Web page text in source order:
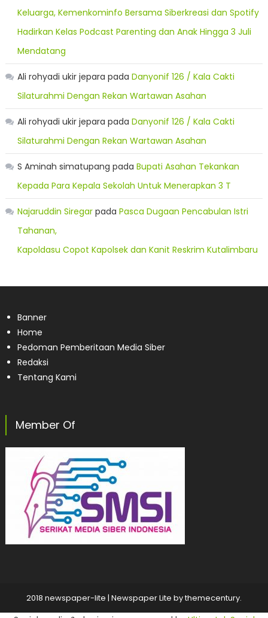
Keluarga, Kemenkominfo Bersama Siberkreasi dan Spotify
Hadirkan Kelas Podcast Parenting dan Anak Hingga 3 Juli
Mendatang
Ali rohyadi ukir jepara pada Danyonif 126 / Kala Cakti
Silaturahmi Dengan Rekan Wartawan Asahan
Ali rohyadi ukir jepara pada Danyonif 126 / Kala Cakti
Silaturahmi Dengan Rekan Wartawan Asahan
S Aminah simatupang pada Bupati Asahan Tekankan
Kepada Para Kepala Sekolah Untuk Menerapkan 3 T
Najaruddin Siregarpada Pasca Dugaan Pencabulan Istri
Tahanan,
Kapoldasu Copot Kapolsek dan Kanit Reskrim Kutalimbaru
Banner
Home
Pedoman Pemberitaan Media Siber
Redaksi
Tentang Kami
Member Of
2018 newspaper-lite | Newspaper Lite bythemecentury.